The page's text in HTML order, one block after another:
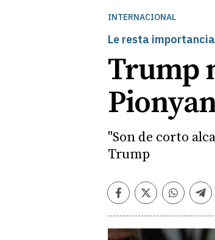
INTERNACIONAL
Le resta importancia
Trump
"Son de corto
Trump
Facebook
Twitter